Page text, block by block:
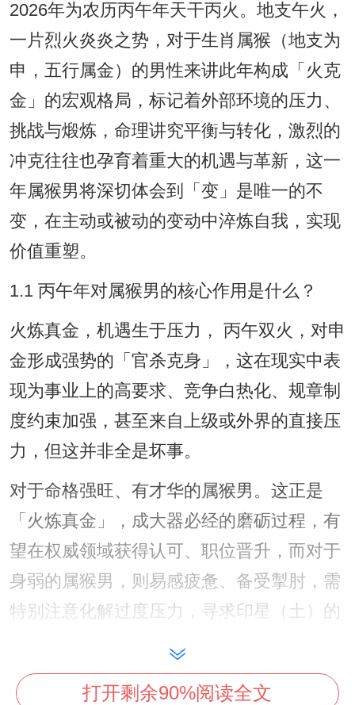
2026年为农历丙午年天干丙火。地支午火，
一片烈火炎炎之势，对于生肖属猴（地支为
申，五行属金）的男性来讲此年构成「火克
金」的宏观格局，标记着外部环境的压力、
挑战与煅炼，命理讲究平衡与转化，激烈的
冲克往往也孕育着重大的机遇与革新，这一
年属猴男将深切体会到「变」是唯一的不
变，在主动或被动的变动中淬炼自我，实现
价值重塑。
1.1 丙午年对属猴男的核心作用是什么？
火炼真金，机遇生于压力， 丙午双火，对申
金形成强势的「官杀克身」，这在现实中表
现为事业上的高要求、竞争白热化、规章制
度约束加强，甚至来自上级或外界的直接压
力，但这并非全是坏事。
对于命格强旺、有才华的属猴男。这正是
「火炼真金」，成大器必经的磨砺过程，有
望在权威领域获得认可、职位晋升，而对于
身弱的属猴男，则易感疲惫、备受掣肘，需
特别注意化解过度压力，寻求印星（土）的
1.2 与太岁关系怎样？是否犯太岁
打开剩余90%阅读全文